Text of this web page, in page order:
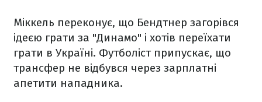
Міккель переконує, що Бендтнер загорівся
ідеєю грати за "Динамо" і хотів переїхати
грати в Україні. Футболіст припускає, що
трансфер не відбувся через зарплатні
апетити нападника.